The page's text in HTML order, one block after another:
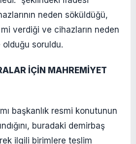
neden söküldüğü,
verdiği ve cihazların neden
olduğu soruldu.
İÇİN MAHREMİYET
başkanlık resmi konutunun
buradaki demirbaş
ilgili birimlere teslim